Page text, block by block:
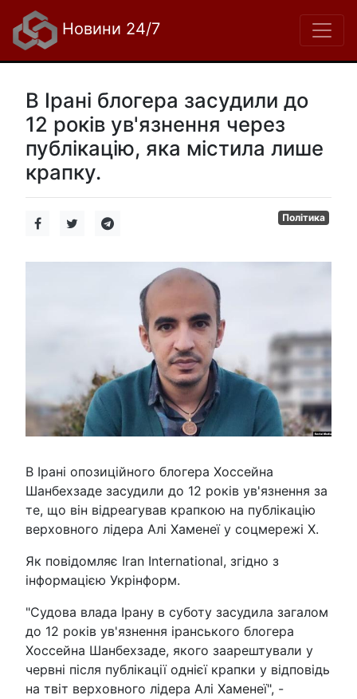
Новини 24/7
В Ірані блогера засудили до
12 років ув'язнення через
публікацію, яка містила лише
крапку.
Політика
В Ірані опозиційного блогера Хоссейна
Шанбехзаде засудили до 12 років ув'язнення за
те, що він відреагував крапкою на публікацію
верховного лідера Алі Хаменеї у соцмережі Х.
Як повідомляє Iran International, згідно з
інформацією Укрінформ.
"Судова влада Ірану в суботу засудила загалом
до 12 років ув'язнення іранського блогера
Хоссейна Шанбехзаде, якого заарештували у
червні після публікації однієї крапки у відповідь
на твіт верховного лідера Алі Хаменеї", -